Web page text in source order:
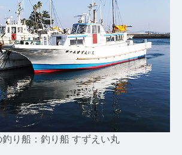
り船：釣り船 すずえい丸